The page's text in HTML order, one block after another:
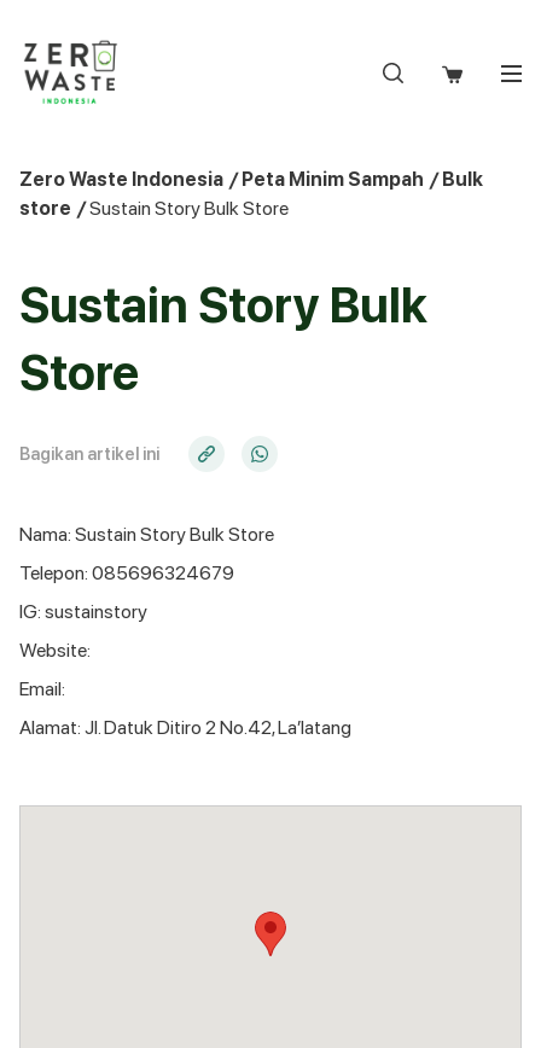
Zero Waste Indonesia / Peta Minim Sampah / Bulk
store / Sustain Story Bulk Store
Sustain Story Bulk
Store
Bagikan artikel ini
Nama: Sustain Story Bulk Store
Telepon: 085696324679
IG: sustainstory
Website:
Email:
Alamat: Jl. Datuk Ditiro 2 No.42, La’latang